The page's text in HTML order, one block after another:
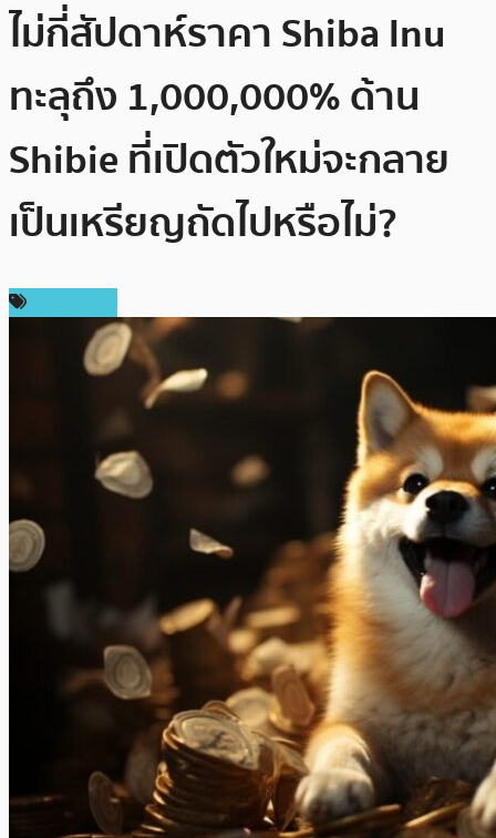
ไม่กี่สัปดาห์ราคา Shiba Inu
ทะลุถึง 1,000,000% ด้าน
Shibie ที่เปิดตัวใหม่จะกลาย
เป็นเหรียญถัดไปหรือไม่?